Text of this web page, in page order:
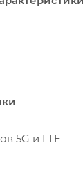
5G и LTE